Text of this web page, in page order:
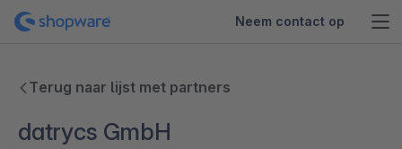
Neem contact op
Terug naar lijst met partners
datrycs GmbH